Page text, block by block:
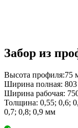
Забор из
Высота профиля:75
Ширина полная:
Ширина рабочая:
Толщина: 0,55; 0,6;
0,7; 0,8; 0,9 мм